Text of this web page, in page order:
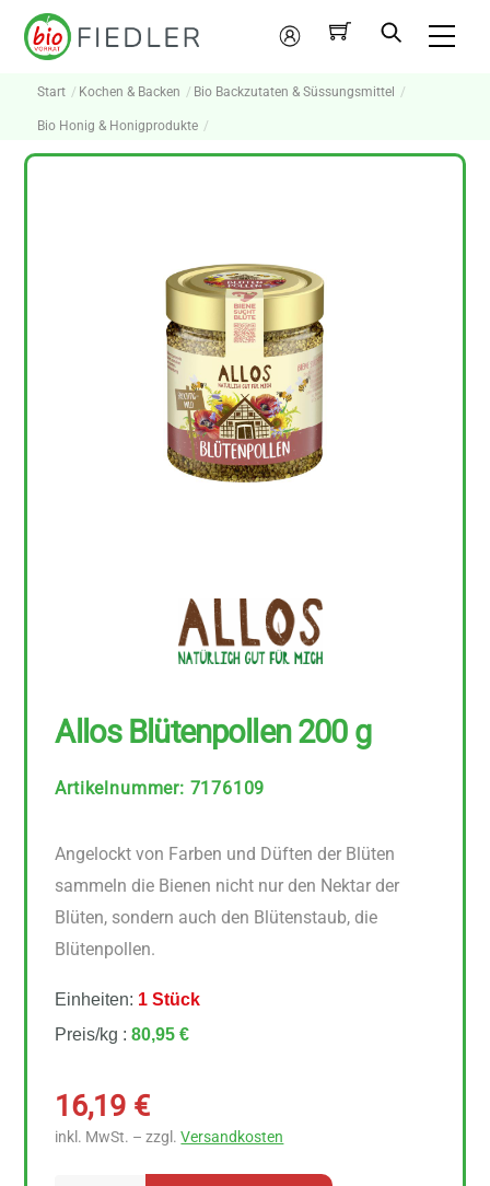
Skip
Mein
Konto
Start Kochen & Backen Bio Backzutaten & Süssungsmittel
Bio Honig & Honigprodukte
Allos Blütenpollen 200 g
Artikelnummer: 7176109
Angelockt von Farben und Düften der Blüten
sammeln die Bienen nicht nur den Nektar der
Blüten, sondern auch den Blütenstaub, die
Blütenpollen.
Einheiten: 1 Stück
Preis/kg :80,95 €
16,19 €
inkl. MwSt. – zzgl.Versandkosten